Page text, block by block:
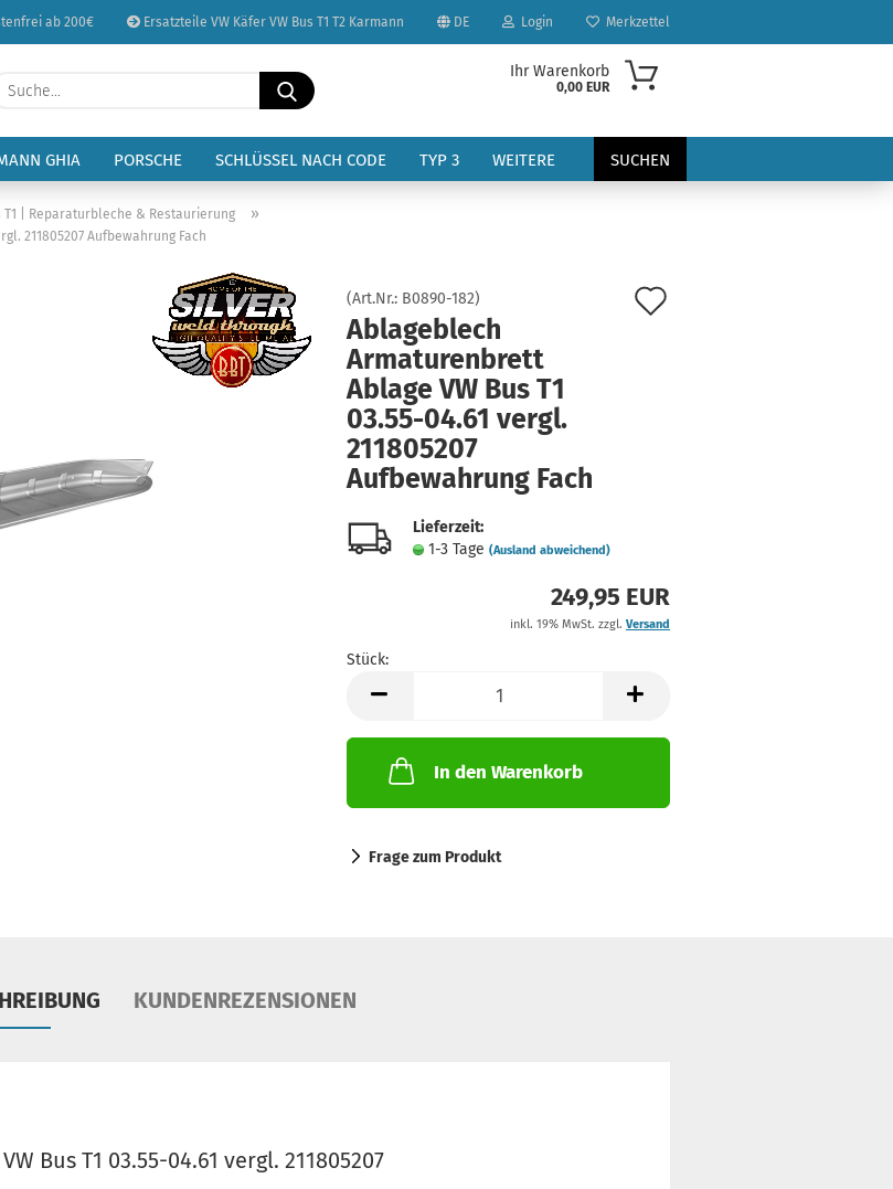
ab 200€ Ersatzteile VW Käfer VW Bus T1 T2 Karmann DE
Sprache auswählen
Lieferland
Login
Konto erstellen
Passwort vergessen?
Merkzettel
Suche...
Ihr Warenkorb
0,00 EUR
GHIA PORSCHE SCHLÜSSEL NACH CODE TYP 3 SUCHEN
WEITERE
T1 | Reparaturbleche & Restaurierung »
211805207 Aufbewahrung Fach
(Art.Nr.: B0890-182)
Ablageblech
Armaturenbrett
Ablage VW Bus T1
03.55-04.61 vergl.
211805207
Aufbewahrung Fach
Lieferzeit:
1-3 Tage (Ausland abweichend)
249,95 EUR
inkl. 19% MwSt. zzgl. Versand
Stück:
Stück
In den Warenkorb
Frage zum Produkt
KUNDENREZENSIONEN
Bus T1 03.55-04.61 vergl. 211805207